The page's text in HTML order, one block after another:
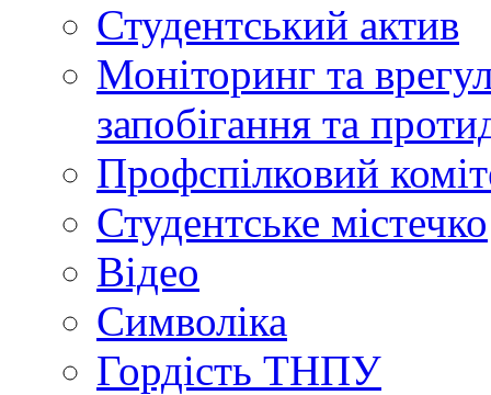
Студентський актив
Моніторинг та
запобігання та
Профспілковий
Студентське містечко
Відео
Символіка
Гордість ТНПУ